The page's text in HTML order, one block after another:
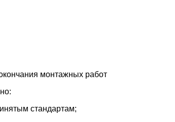
монтажных работ
стандартам;